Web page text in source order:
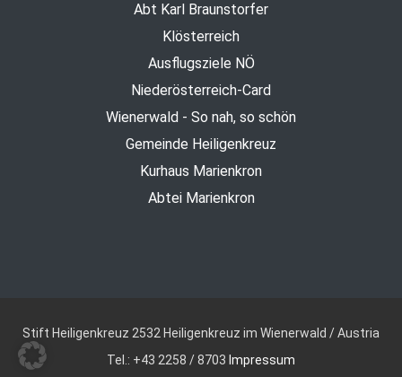
Abt Karl Braunstorfer
Klösterreich
Ausflugsziele NÖ
Niederösterreich-Card
Wienerwald - So nah, so schön
Gemeinde Heiligenkreuz
Kurhaus Marienkron
Abtei Marienkron
Stift Heiligenkreuz 2532 Heiligenkreuz im Wienerwald / Austria
Tel.: +43 2258 / 8703 Impressum